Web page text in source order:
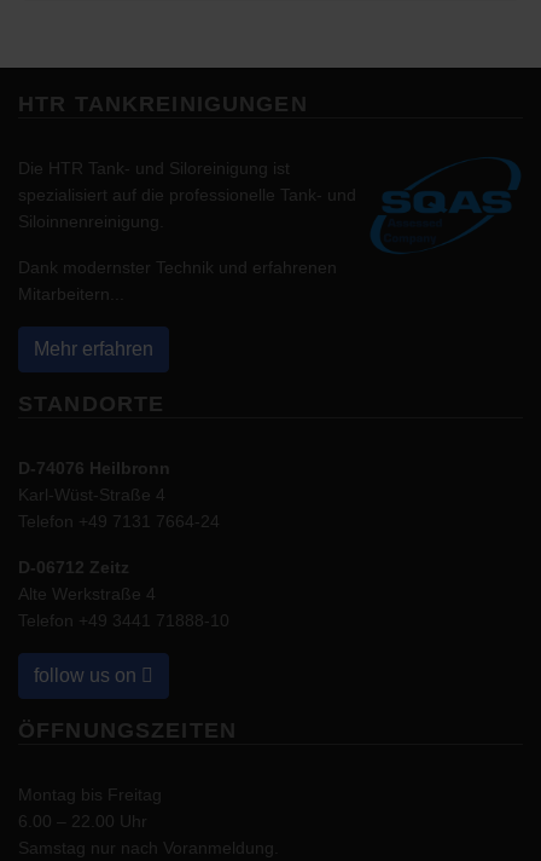
HTR TANKREINIGUNGEN
Die HTR Tank- und Siloreinigung ist
spezialisiert auf die professionelle Tank- und
Siloinnenreinigung.
Dank modernster Technik und erfahrenen
Mitarbeitern...
Mehr erfahren
STANDORTE
D-74076 Heilbronn
Karl-Wüst-Straße 4
Telefon +49 7131 7664-24
D-06712 Zeitz
Alte Werkstraße 4
Telefon +49 3441 71888-10
follow us on
ÖFFNUNGSZEITEN
Montag bis Freitag
6.00 – 22.00 Uhr
Samstag nur nach Voranmeldung.